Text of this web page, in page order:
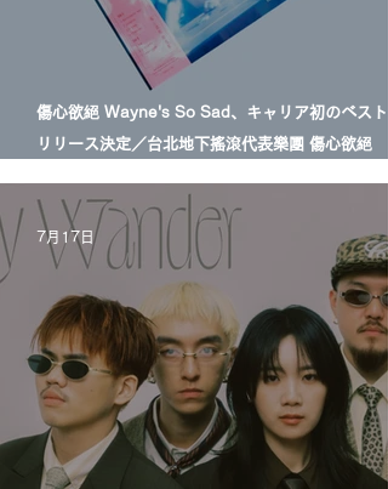
傷心欲絕 Wayne's So Sad、キャリア初のベスト
リリース決定／台北地下搖滾代表樂團 傷心欲絕
7月17日